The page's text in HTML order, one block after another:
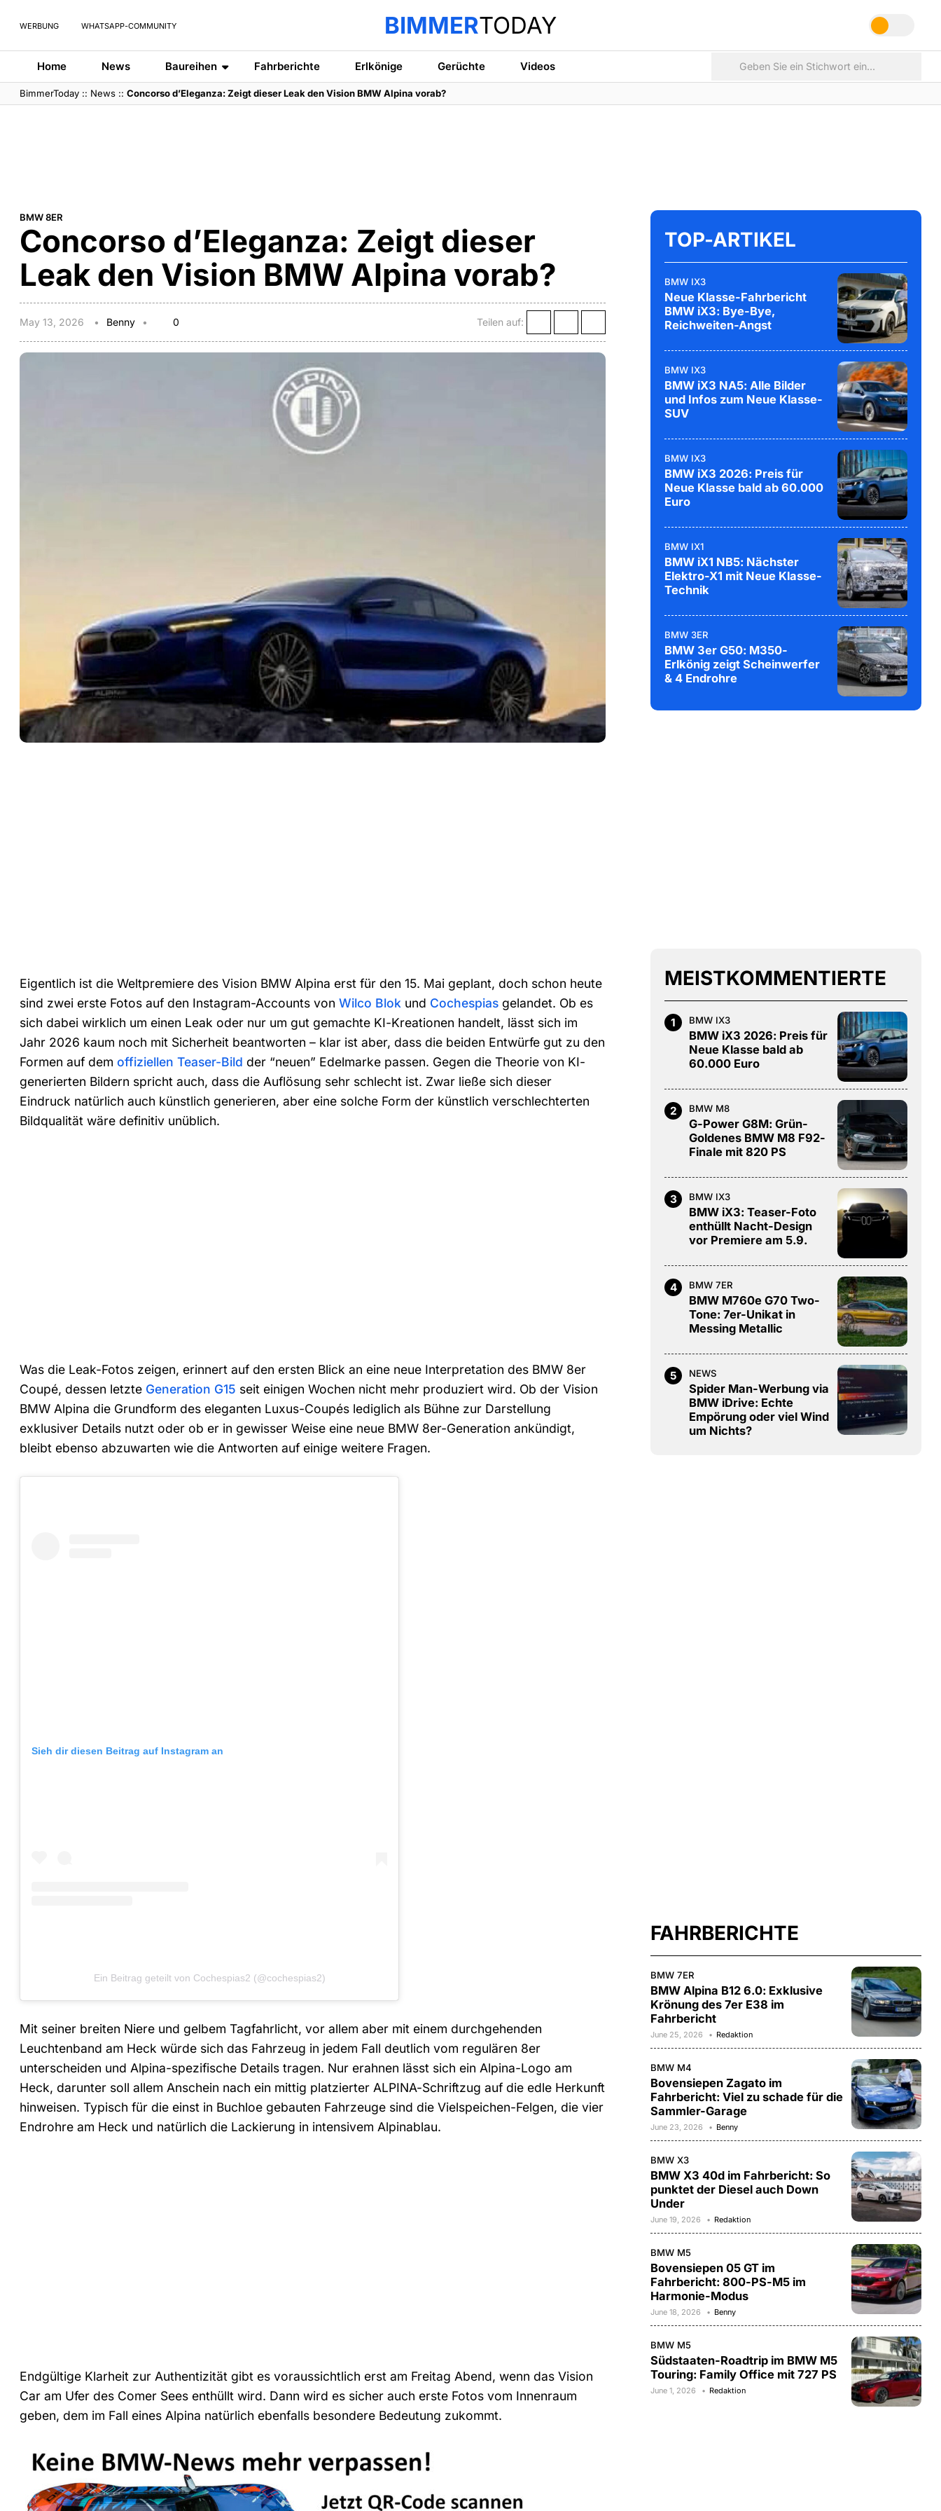
WERBUNG WHATSAPP-COMMUNITY BIMMERTODAY
Home News Baureihen Fahrberichte Erlkönige Gerüchte Videos
BimmerToday :: News ::Concorso d’Eleganza: Zeigt dieser Leak den Vision BMW Alpina vorab?
BMW 8ER
Concorso d’Eleganza: Zeigt dieser
Leak den Vision BMW Alpina vorab?
May 13, 2026 Benny 0 Teilen auf:
Eigentlich ist die Weltpremiere des Vision BMW Alpina erst für den 15. Mai geplant, doch schon heute
sind zwei erste Fotos auf den Instagram-Accounts vonWilco Blok und Cochespias gelandet. Ob es
sich dabei wirklich um einen Leak oder nur um gut gemachte KI-Kreationen handelt, lässt sich im
Jahr 2026 kaum noch mit Sicherheit beantworten – klar ist aber, dass die beiden Entwürfe gut zu den
Formen auf demoffiziellen Teaser-Bild der “neuen” Edelmarke passen. Gegen die Theorie von KI-
generierten Bildern spricht auch, dass die Auflösung sehr schlecht ist. Zwar ließe sich dieser
Eindruck natürlich auch künstlich generieren, aber eine solche Form der künstlich verschlechterten
Bildqualität wäre definitiv unüblich.
Was die Leak-Fotos zeigen, erinnert auf den ersten Blick an eine neue Interpretation des BMW 8er
Coupé, dessen letzte Generation G15 seit einigen Wochen nicht mehr produziert wird. Ob der Vision
BMW Alpina die Grundform des eleganten Luxus-Coupés lediglich als Bühne zur Darstellung
exklusiver Details nutzt oder ob er in gewisser Weise eine neue BMW 8er-Generation ankündigt,
bleibt ebenso abzuwarten wie die Antworten auf einige weitere Fragen.
Sieh dir diesen Beitrag auf Instagram an
Ein Beitrag geteilt von Cochespias2 (@cochespias2)
Mit seiner breiten Niere und gelbem Tagfahrlicht, vor allem aber mit einem durchgehenden
Leuchtenband am Heck würde sich das Fahrzeug in jedem Fall deutlich vom regulären 8er
unterscheiden und Alpina-spezifische Details tragen. Nur erahnen lässt sich ein Alpina-Logo am
Heck, darunter soll allem Anschein nach ein mittig platzierter ALPINA-Schriftzug auf die edle Herkunft
hinweisen. Typisch für die einst in Buchloe gebauten Fahrzeuge sind die Vielspeichen-Felgen, die vier
Endrohre am Heck und natürlich die Lackierung in intensivem Alpinablau.
Endgültige Klarheit zur Authentizität gibt es voraussichtlich erst am Freitag Abend, wenn das Vision
Car am Ufer des Comer Sees enthüllt wird. Dann wird es sicher auch erste Fotos vom Innenraum
geben, dem im Fall eines Alpina natürlich ebenfalls besondere Bedeutung zukommt.
TOP-ARTIKEL
BMW IX3
Neue Klasse-Fahrbericht
BMW iX3: Bye-Bye,
Reichweiten-Angst
BMW IX3
BMW iX3 NA5: Alle Bilder
und Infos zum Neue Klasse-
SUV
BMW IX3
BMW iX3 2026: Preis für
Neue Klasse bald ab 60.000
Euro
BMW IX1
BMW iX1 NB5: Nächster
Elektro-X1 mit Neue Klasse-
Technik
BMW 3ER
BMW 3er G50: M350-
Erlkönig zeigt Scheinwerfer
& 4 Endrohre
MEISTKOMMENTIERTE
1 BMW IX3
BMW iX3 2026: Preis für
Neue Klasse bald ab
60.000 Euro
2 BMW M8
G-Power G8M: Grün-
Goldenes BMW M8 F92-
Finale mit 820 PS
3 BMW IX3
BMW iX3: Teaser-Foto
enthüllt Nacht-Design
vor Premiere am 5.9.
4 BMW 7ER
BMW M760e G70 Two-
Tone: 7er-Unikat in
Messing Metallic
5 NEWS
Spider Man-Werbung via
BMW iDrive: Echte
Empörung oder viel Wind
um Nichts?
FAHRBERICHTE
BMW 7ER
BMW Alpina B12 6.0: Exklusive
Krönung des 7er E38 im
Fahrbericht
June 25, 2026 Redaktion
BMW M4
Bovensiepen Zagato im
Fahrbericht: Viel zu schade für die
Sammler-Garage
June 23, 2026 Benny
BMW X3
BMW X3 40d im Fahrbericht: So
punktet der Diesel auch Down
Under
June 19, 2026 Redaktion
BMW M5
Bovensiepen 05 GT im
Fahrbericht: 800-PS-M5 im
Harmonie-Modus
June 18, 2026 Benny
BMW M5
Südstaaten-Roadtrip im BMW M5
Touring: Family Office mit 727 PS
June 1, 2026 Redaktion